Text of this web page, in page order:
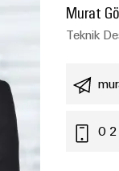
Murat
Teknik
0